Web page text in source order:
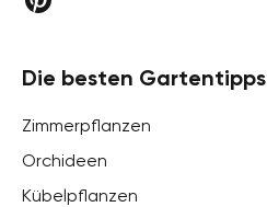
Die besten Gartentipps
Zimmerpflanzen
Orchideen
Kübelpflanzen